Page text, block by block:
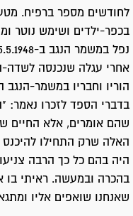
לחודשים מספר ברפיח.
בכפר-ילדים ושימש נוטר
אחרי עגלה שנכנסה לשדה-
הוריו וחבריו במשמר-
בדברי הספד לזכרו נאמר:
שהם אומרים, אלא החיים
האלה שרק התחילו
היה בהם כל כך הרבה
בהכרה ובמעשה. ראיתי בו
שאנחנו שואפים אליו